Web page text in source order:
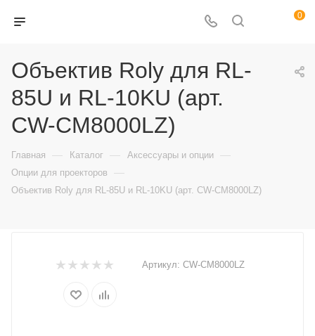
0
Объектив Roly для RL-
85U и RL-10KU (арт.
CW-CM8000LZ)
Главная — Каталог — Аксессуары и опции —
Опции для проекторов —
Объектив Roly для RL-85U и RL-10KU (арт. CW-CM8000LZ)
Артикул: CW-CM8000LZ